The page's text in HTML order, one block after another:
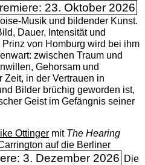
23. Oktober 2026
Musik und bildender Kunst.
Dauer, Intensität und
von Homburg wird bei ihm
zwischen Traum und
Gehorsam und
Zeit, in der Vertrauen in
Bilder brüchig geworden ist,
Geist im Gefängnis seiner
Ottingermit The ­Hearing
auf die Berliner
3. Dezember 2026 Die